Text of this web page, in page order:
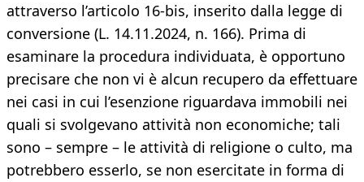
attraverso l’articolo 16-bis, inserito dalla legge di
conversione (L. 14.11.2024, n. 166). Prima di
esaminare la procedura individuata, è opportuno
precisare che non vi è alcun recupero da effettuare
nei casi in cui l’esenzione riguardava immobili nei
quali si svolgevano attività non economiche; tali
sono – sempre – le attività di religione o culto, ma
potrebbero esserlo, se non esercitate in forma di